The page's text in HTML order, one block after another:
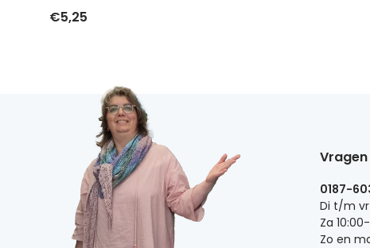
€5,25
0187-
Di t/m vr
Za
Zo en